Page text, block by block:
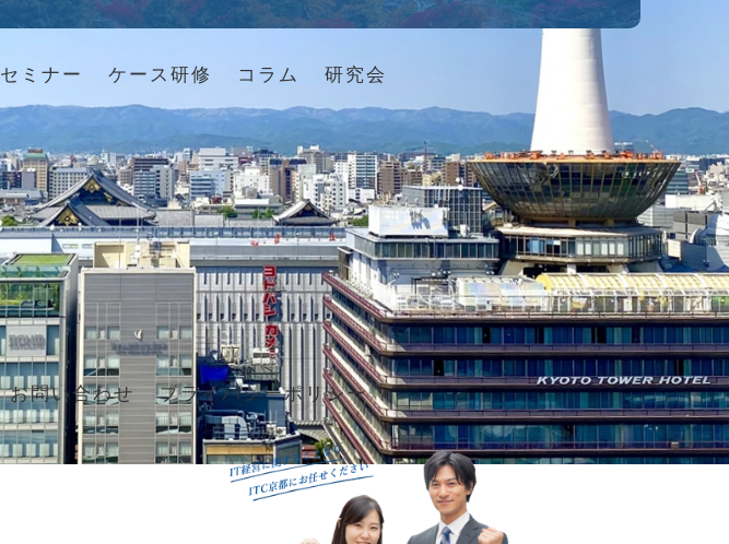
セミナー ケース研修 コラム 研究会
お問い合わせ プライバシーポリシー